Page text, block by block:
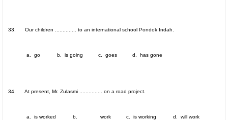
33. Our children .............. to an international school Pondok Indah.
a. go b. is going c. goes d. has gone
34. At present, Mr. Zulasmi ............... on a road project.
a. is worked b. work c. is working d. will work